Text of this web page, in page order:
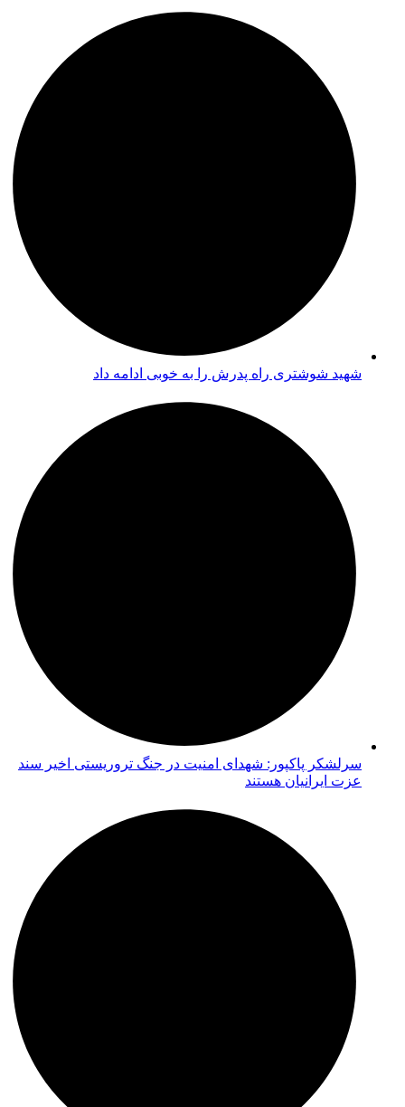
شهید شوشتری راه پدرش را به خوبی ادامه داد
سرلشکر پاکپور: شهدای امنیت در جنگ تروریستی اخیر سند
عزت ایرانیان هستند